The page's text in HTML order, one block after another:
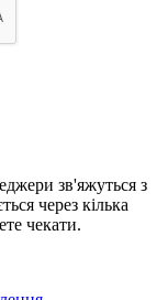
зв'яжуться з
через кілька
чекати.